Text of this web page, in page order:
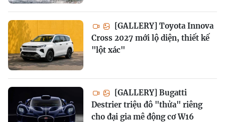
[GALLERY] Toyota Innova
Cross 2027 mới lộ diện, thiết kế
"lột xác"
[GALLERY] Bugatti
Destrier triệu đô "thửa" riêng
cho đại gia mê động cơ W16